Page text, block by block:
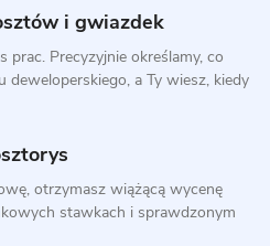
i gwiazdek
prac. Precyzyjnie określamy, co
deweloperskiego, a Ty wiesz, kiedy
otrzymasz wiążącą wycenę
stawkach i sprawdzonym